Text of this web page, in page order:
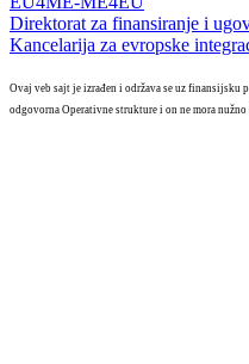
Direktorat za finansiranje i
Kancelarija za evropske
Ovaj veb sajt je izrađen i održava se uz finansijsku
odgovorna Operativne strukture i on ne mora